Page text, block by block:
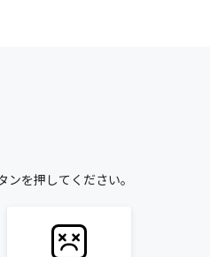
を押してください。